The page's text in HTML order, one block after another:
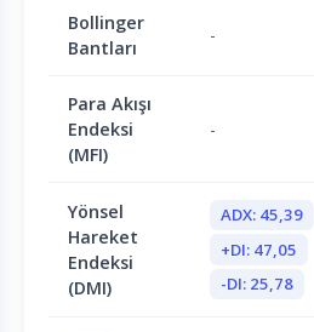
Bollinger
Bantları
-
Para Akışı
Endeksi
(MFI)
-
Yönsel
Hareket
Endeksi
(DMI)
ADX: 45,39
+DI: 47,05
-DI: 25,78